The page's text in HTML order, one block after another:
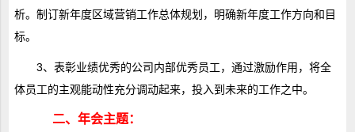
析。制订新年度区域营销工作总体规划，明确新年度工作方向和目
标。
3、表彰业绩优秀的公司内部优秀员工，通过激励作用，将全
体员工的主观能动性充分调动起来，投入到未来的工作之中。
二、年会主题：